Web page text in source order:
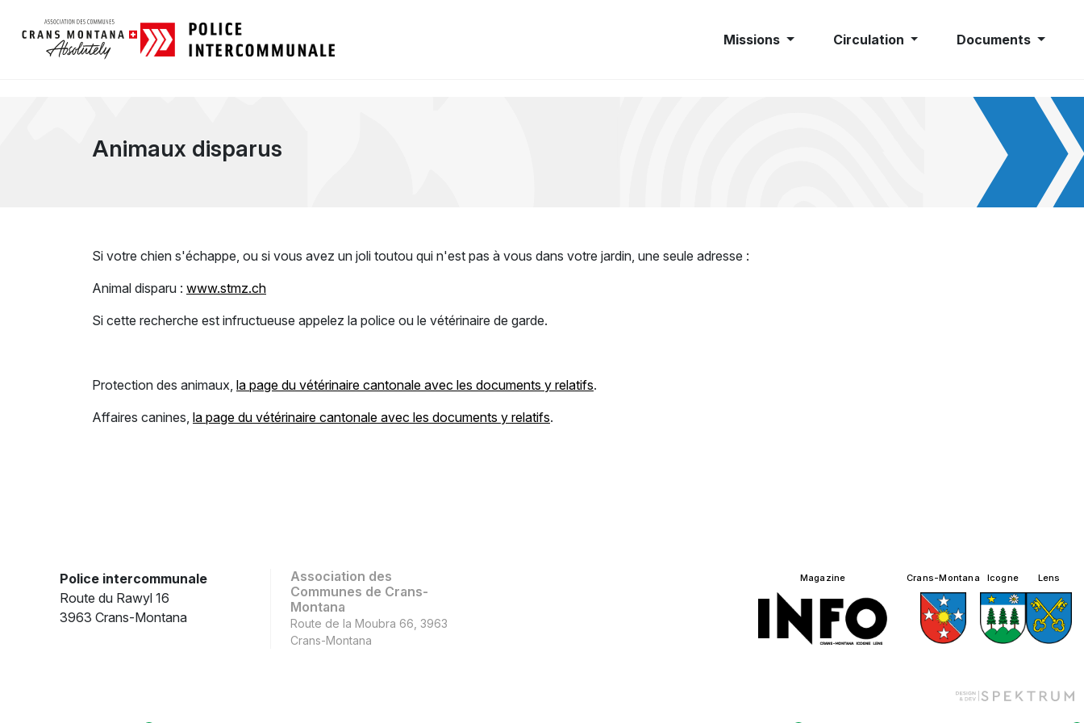
Missions Circulation Documents
Animaux disparus
Si votre chien s'échappe, ou si vous avez un joli toutou qui n'est pas à vous dans votre jardin, une seule adresse :
Animal disparu : www.stmz.ch
Si cette recherche est infructueuse appelez la police ou le vétérinaire de garde.
Protection des animaux, la page du vétérinaire cantonale avec les documents y relatifs.
Affaires canines, la page du vétérinaire cantonale avec les documents y relatifs.
Police intercommunale
Route du Rawyl 16
3963 Crans-Montana
Association des
Communes de Crans-
Montana
Route de la Moubra 66, 3963
Crans-Montana
Magazine Crans-Montana Icogne Lens